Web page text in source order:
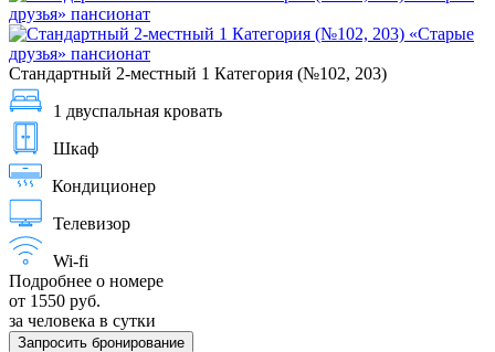
Стандартный 2-местный 1 Категория (№102, 203)
1 двуспальная кровать
Шкаф
Кондиционер
Телевизор
Wi-fi
Подробнее о номере
от 1550 руб.
за человека в сутки
Запросить бронирование